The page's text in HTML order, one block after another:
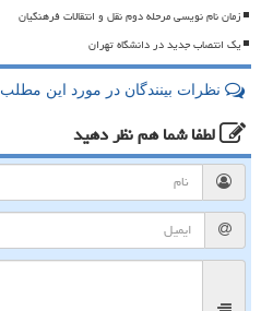
زمان نام نویسی مرحله دوم نقل و انتقالات فرهنگیان
یک انتصاب جدید در دانشگاه تهران
نظرات بینندگان در مورد این مطلب
لطفا شما همنظر دهید